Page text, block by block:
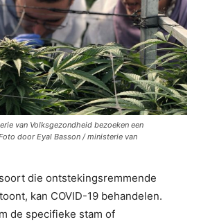
van Volksgezondheid bezoeken een
door Eyal Basson / ministerie van
die ontstekingsremmende
kan COVID-19 behandelen.
de specifieke stam of